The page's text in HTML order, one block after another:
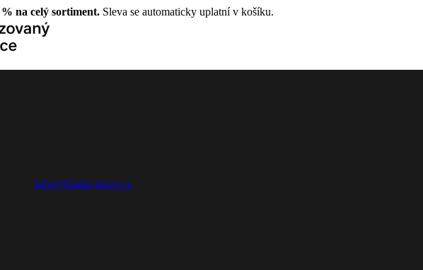
na celý sortiment. Sleva se automaticky uplatní v košíku.
info@franke-drezy.cz